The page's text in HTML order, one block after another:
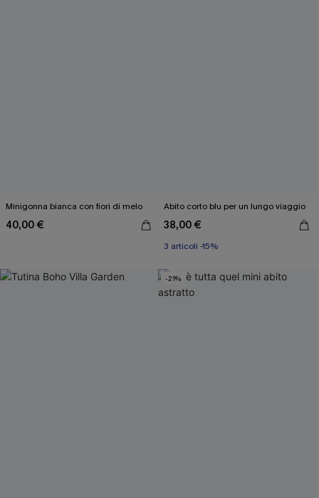
Minigonna bianca con fiori di melo
40,00 €
Abito corto blu per un lungo viaggio
38,00 €
3 articoli -15%
-21%